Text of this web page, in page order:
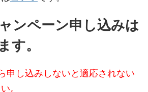
ンペーン申し込みは
す。
申し込みしないと適応されない
。